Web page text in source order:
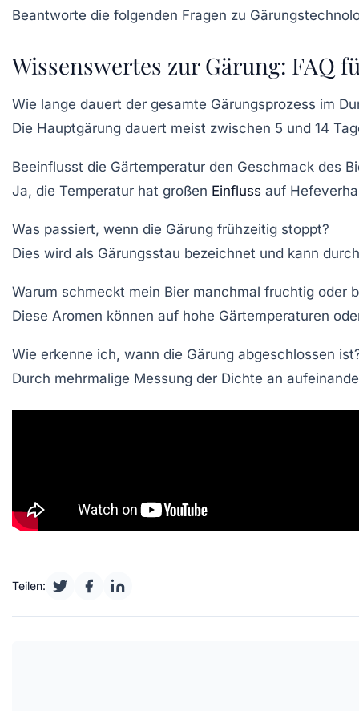
Beantworte die folgenden Fragen zu
Wissenswertes zur Gärung: FAQ
Wie lange dauert der gesamte Gärungsprozess im
Die Hauptgärung dauert meist zwischen 5 und 14
Beeinflusst die Gärtemperatur den Geschmack des
Ja, die Temperatur hat großen Einfluss auf
Was passiert, wenn die Gärung frühzeitig stoppt?
Dies wird als Gärungsstau bezeichnet und kann
Warum schmeckt mein Bier manchmal fruchtig oder
Diese Aromen können auf hohe Gärtemperaturen
Wie erkenne ich, wann die Gärung abgeschlossen
Durch mehrmalige Messung der Dichte an
Teilen: